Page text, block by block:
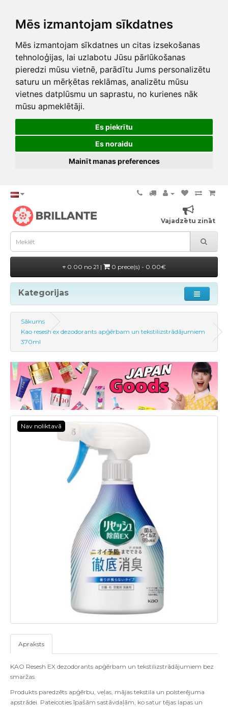
Mēs izmantojam sīkdatnes
Mēs izmantojam sīkdatnes un citas izsekošanas
tehnoloģijas, lai uzlabotu Jūsu pārlūkošanas
pieredzi mūsu vietnē, parādītu Jums personalizētu
saturu un mērķētas reklāmas, analizētu mūsu
vietnes datplūsmu un saprastu, no kurienes nāk
mūsu apmeklētāji.
Es piekrītu
Es noraidu
Mainīt manas preferences
Vajadzētu zināt
0.00 no 21 | 0 prece(s) - 0.00€
Kategorijas
Sākums
Kao resesh ex dezodorants apģērbam un tekstilizstrādājumiem
370ml
Nav noliktavā
Apraksts
KAO Resesh EX dezodorants apģērbam un tekstilizstrādājumiem bez
smaržas.
Produkts paredzēts apģērbu, veļas, mājas tekstila un polsterējuma
apstrādei. Pateicoties īpašām sastāvdaļām, ko satur tējas lapas un